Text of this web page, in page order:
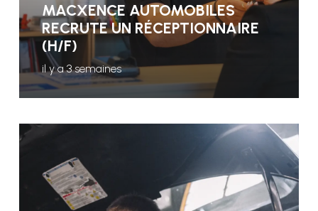
MACXENCE AUTOMOBILES
RECRUTE UN RÉCEPTIONNAIRE
(H/F)
il y a 3 semaines